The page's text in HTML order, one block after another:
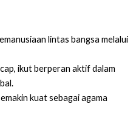
lintas bangsa melalui
ikut berperan aktif dalam
kuat sebagai agama